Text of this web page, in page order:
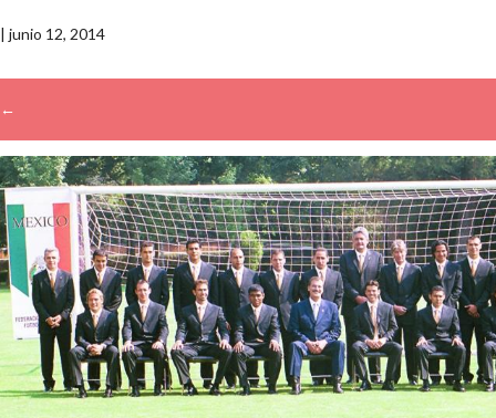
| junio 12, 2014
←
→